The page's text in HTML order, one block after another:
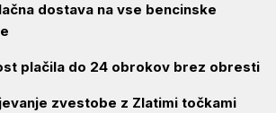
dostava na vse bencinske
plačila do 24 obrokov brez obresti
zvestobe z Zlatimi točkami